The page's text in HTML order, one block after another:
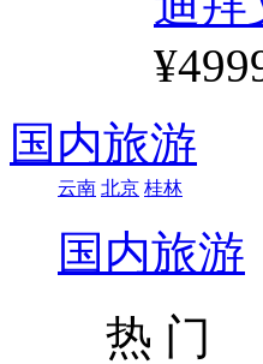
国内旅游
云南 北京 桂林
国内旅游
热 门